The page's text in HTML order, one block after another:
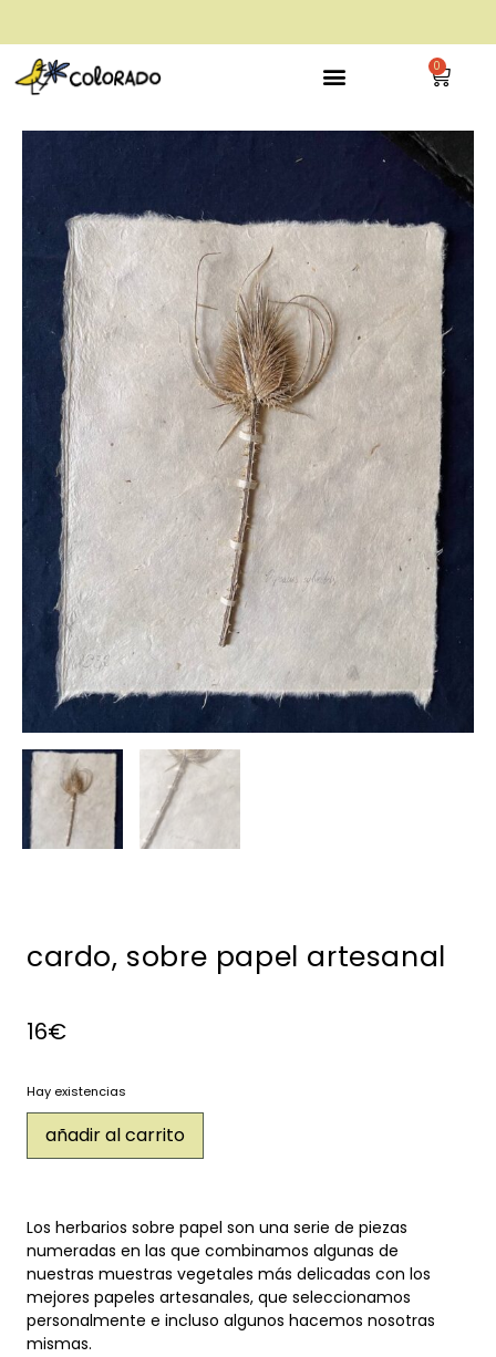
envío gratis a partir de 28€ 0
cardo, sobre papel artesanal
16€
Hay existencias
añadir al carrito
Los herbarios sobre papel son una serie de piezas
numeradas en las que combinamos algunas de
nuestras muestras vegetales más delicadas con los
mejores papeles artesanales, que seleccionamos
personalmente e incluso algunos hacemos nosotras
mismas.